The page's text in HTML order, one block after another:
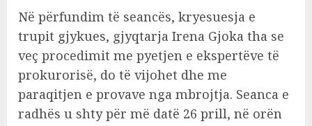
Në përfundim të seancës, kryesuesja e
trupit gjykues, gjyqtarja Irena Gjoka tha se
veç procedimit me pyetjen e ekspertëve të
prokurorisë, do të vijohet dhe me
paraqitjen e provave nga mbrojtja. Seanca e
radhës u shty për më datë 26 prill, në orën